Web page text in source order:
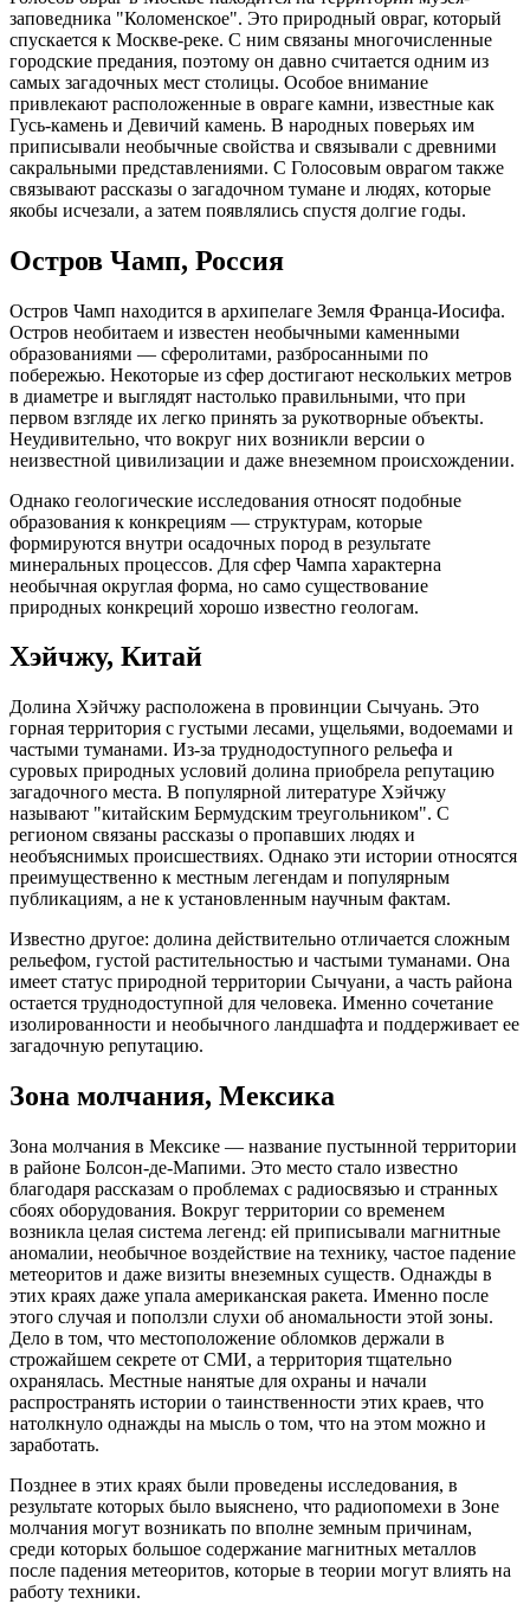
заповедника "Коломенское". Это природный овраг, который
спускается к Москве-реке. С ним связаны многочисленные
городские предания, поэтому он давно считается одним из
самых загадочных мест столицы. Особое внимание
привлекают расположенные в овраге камни, известные как
Гусь-камень и Девичий камень. В народных поверьях им
приписывали необычные свойства и связывали с древними
сакральными представлениями. С Голосовым оврагом также
связывают рассказы о загадочном тумане и людях, которые
якобы исчезали, а затем появлялись спустя долгие годы.
Остров Чамп, Россия
Остров Чамп находится в архипелаге Земля Франца-Иосифа.
Остров необитаем и известен необычными каменными
образованиями — сферолитами, разбросанными по
побережью. Некоторые из сфер достигают нескольких метров
в диаметре и выглядят настолько правильными, что при
первом взгляде их легко принять за рукотворные объекты.
Неудивительно, что вокруг них возникли версии о
неизвестной цивилизации и даже внеземном происхождении.
Однако геологические исследования относят подобные
образования к конкрециям — структурам, которые
формируются внутри осадочных пород в результате
минеральных процессов. Для сфер Чампа характерна
необычная округлая форма, но само существование
природных конкреций хорошо известно геологам.
Хэйчжу, Китай
Долина Хэйчжу расположена в провинции Сычуань. Это
горная территория с густыми лесами, ущельями, водоемами и
частыми туманами. Из-за труднодоступного рельефа и
суровых природных условий долина приобрела репутацию
загадочного места. В популярной литературе Хэйчжу
называют "китайским Бермудским треугольником". С
регионом связаны рассказы о пропавших людях и
необъяснимых происшествиях. Однако эти истории относятся
преимущественно к местным легендам и популярным
публикациям, а не к установленным научным фактам.
Известно другое: долина действительно отличается сложным
рельефом, густой растительностью и частыми туманами. Она
имеет статус природной территории Сычуани, а часть района
остается труднодоступной для человека. Именно сочетание
изолированности и необычного ландшафта и поддерживает ее
загадочную репутацию.
Зона молчания, Мексика
Зона молчания в Мексике — название пустынной территории
в районе Болсон-де-Мапими. Это место стало известно
благодаря рассказам о проблемах с радиосвязью и странных
сбоях оборудования. Вокруг территории со временем
возникла целая система легенд: ей приписывали магнитные
аномалии, необычное воздействие на технику, частое падение
метеоритов и даже визиты внеземных существ. Однажды в
этих краях даже упала американская ракета. Именно после
этого случая и поползли слухи об аномальности этой зоны.
Дело в том, что местоположение обломков держали в
строжайшем секрете от СМИ, а территория тщательно
охранялась. Местные нанятые для охраны и начали
распространять истории о таинственности этих краев, что
натолкнуло однажды на мысль о том, что на этом можно и
заработать.
Позднее в этих краях были проведены исследования, в
результате которых было выяснено, что радиопомехи в Зоне
молчания могут возникать по вполне земным причинам,
среди которых большое содержание магнитных металлов
после падения метеоритов, которые в теории могут влиять на
работу техники.